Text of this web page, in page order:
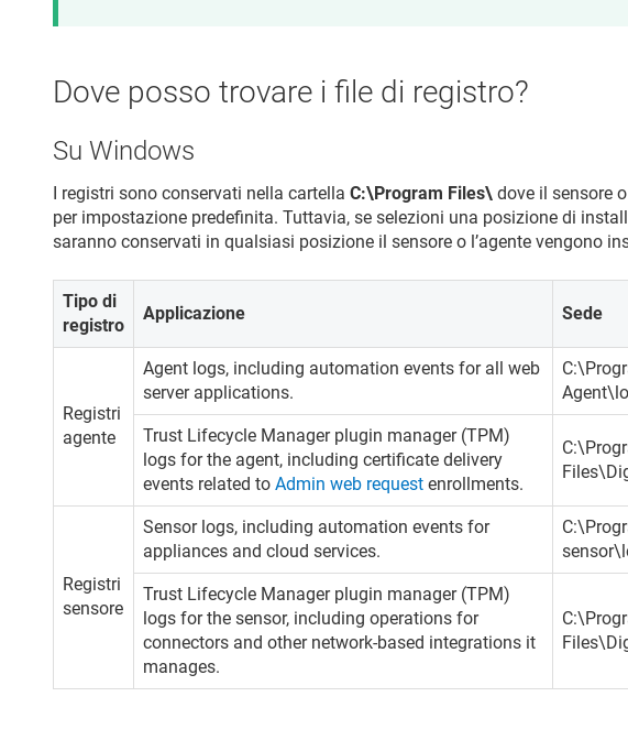
Dove posso trovare i file di registro?
Su Windows
I registri sono conservati nella cartellaC:\Program Files\ dove il sensore
per impostazione predefinita. Tuttavia, se selezioni una posizione di
saranno conservati in qualsiasi posizione il sensore o l’agente vengono
Tipo di
registro
Applicazione Sede
Registri
agente
Agent logs, including automation events for all web
server applications.
Trust Lifecycle Managerplugin manager (TPM)
logs for the agent, including certificate delivery
events related toAdmin web request enrollments.
Registri
sensore
Sensor logs, including automation events for
appliances and cloud services.
Trust Lifecycle Managerplugin manager (TPM)
logs for the sensor, including operations for
connectors and other network-based integrations it
manages.